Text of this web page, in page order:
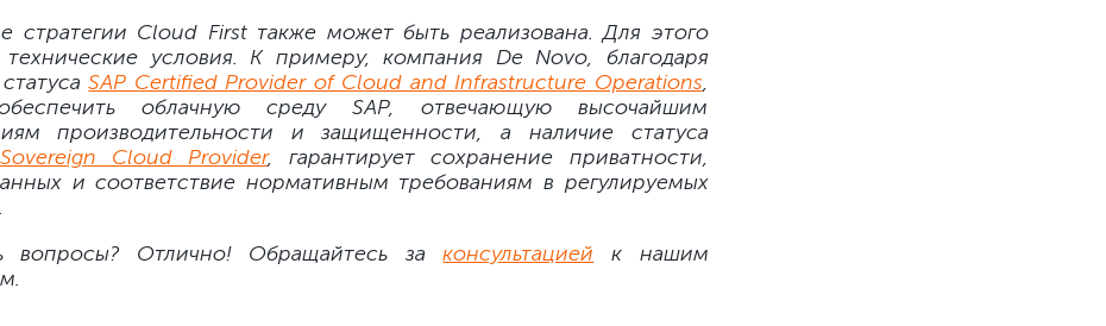
стратегии Cloud First также может быть реализована. Для этого
технические условия. К примеру, компания De Novo, благодаря
SAP Certified Provider of Cloud and Infrastructure Operations,
облачную среду SAP, отвечающую высочайшим
производительности и защищенности, а наличие статуса
Cloud Provider, гарантирует сохранение приватности,
и соответствие нормативным требованиям в регулируемых
вопросы? Отлично! Обращайтесь законсультацией к нашим